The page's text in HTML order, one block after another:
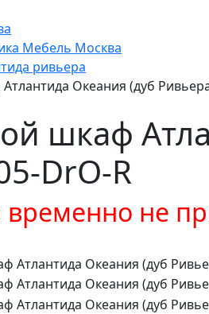
Мебель Москва
ривьера
Океания (дуб
шкаф
DrO-R
временно не